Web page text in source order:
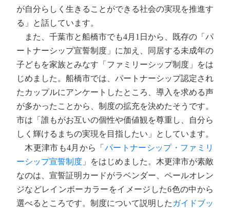
が自分らしく生きることができる社会の実現を推進す
る」と話しています。
また、千葉市と船橋市でも4月1日から、既存の「パ
ートナーシップ宣誓制度」に加え、同居する未成年の
子どもを家族とみなす「ファミリーシップ制度」をは
じめました。船橋市では、パートナーシップ認定され
たカップルにアンケートしたところ、導入を求める声
が多かったことから、制度の拡充を決めたそうです。
市は「誰もがお互いの個性や価値観を尊重し、自分ら
しく輝けるまちの実現を目指したい」としています。
木更津市も4月から「 パートナーシップ・ファミリ
ーシップ宣誓制度 」をはじめました。木更津市が素敵
なのは、宣誓証明カードがラベンダー、ペールオレン
ジなどレインボーカラーをイメージした6色の中から
選べるところです。制度について説明した ガイドブッ